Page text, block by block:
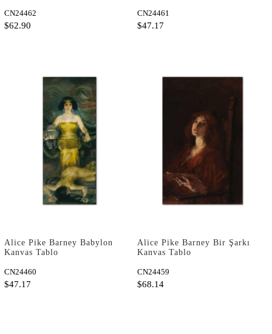
CN24462
$62.90
CN24461
$47.17
Alice Pike Barney Babylon
Kanvas Tablo
CN24460
$47.17
Alice Pike Barney Bir Şarkı
Kanvas Tablo
CN24459
$68.14